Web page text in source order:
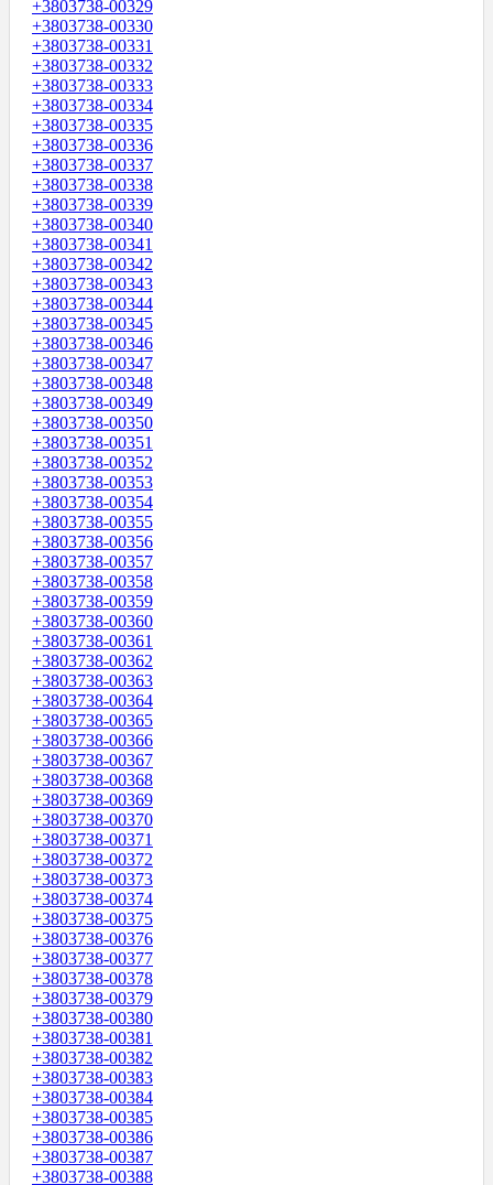
+3803738-00329
+3803738-00330
+3803738-00331
+3803738-00332
+3803738-00333
+3803738-00334
+3803738-00335
+3803738-00336
+3803738-00337
+3803738-00338
+3803738-00339
+3803738-00340
+3803738-00341
+3803738-00342
+3803738-00343
+3803738-00344
+3803738-00345
+3803738-00346
+3803738-00347
+3803738-00348
+3803738-00349
+3803738-00350
+3803738-00351
+3803738-00352
+3803738-00353
+3803738-00354
+3803738-00355
+3803738-00356
+3803738-00357
+3803738-00358
+3803738-00359
+3803738-00360
+3803738-00361
+3803738-00362
+3803738-00363
+3803738-00364
+3803738-00365
+3803738-00366
+3803738-00367
+3803738-00368
+3803738-00369
+3803738-00370
+3803738-00371
+3803738-00372
+3803738-00373
+3803738-00374
+3803738-00375
+3803738-00376
+3803738-00377
+3803738-00378
+3803738-00379
+3803738-00380
+3803738-00381
+3803738-00382
+3803738-00383
+3803738-00384
+3803738-00385
+3803738-00386
+3803738-00387
+3803738-00388